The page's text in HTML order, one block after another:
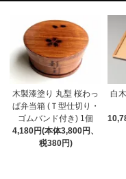
木製漆塗り 丸型 桜わっ
ぱ弁当箱 (Ｔ型仕切り・
ゴムバンド付き) 1個
4,180円(本体3,800円、
税380円)
白